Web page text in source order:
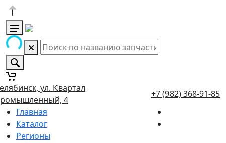
ул. Квартал
4
+7 (982) 368-91-85
Главная
Каталог
Регионы